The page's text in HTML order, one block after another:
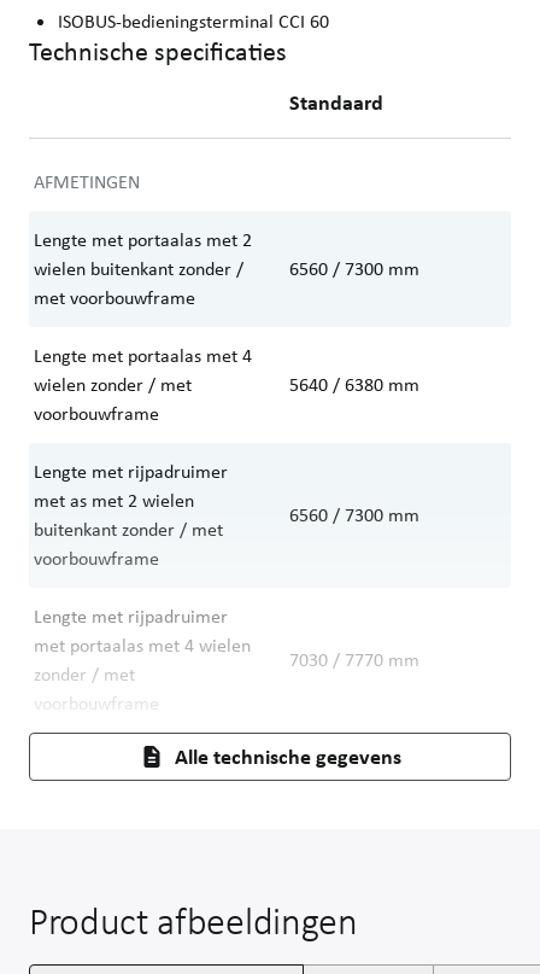
ISOBUS-bedieningsterminal CCI 60
Technische specificaties
Standaard
AFMETINGEN
Lengte met portaalas met 2
wielen buitenkant zonder /
met voorbouwframe
6560 / 7300 mm
Lengte met portaalas met 4
wielen zonder / met
voorbouwframe
5640 / 6380 mm
Lengte met rijpadruimer
met as met 2 wielen
buitenkant zonder / met
voorbouwframe
6560 / 7300 mm
Lengte met rijpadruimer
met portaalas met 4 wielen
zonder / met
voorbouwframe
7030 / 7770 mm
Alle technische gegevens
Product afbeeldingen